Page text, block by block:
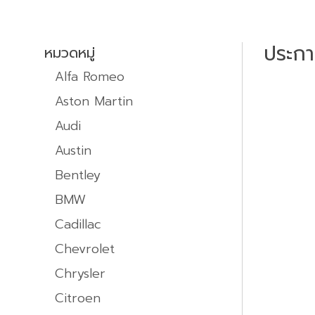
หมวดหมู่
Alfa Romeo
Aston Martin
Audi
Austin
Bentley
BMW
Cadillac
Chevrolet
Chrysler
Citroen
ประก